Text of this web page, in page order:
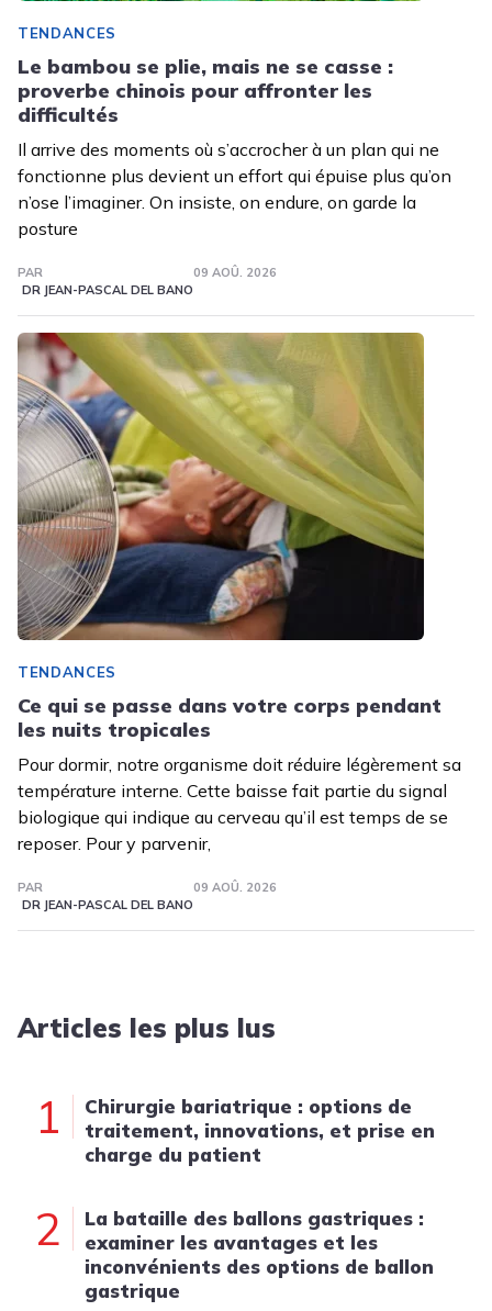
TENDANCES
Le bambou se plie, mais ne se casse :
proverbe chinois pour affronter les
difficultés
Il arrive des moments où s’accrocher à un plan qui ne
fonctionne plus devient un effort qui épuise plus qu’on
n’ose l’imaginer. On insiste, on endure, on garde la
posture
PAR
DR JEAN-PASCAL DEL BANO
09 AOÛ. 2026
TENDANCES
Ce qui se passe dans votre corps pendant
les nuits tropicales
Pour dormir, notre organisme doit réduire légèrement sa
température interne. Cette baisse fait partie du signal
biologique qui indique au cerveau qu’il est temps de se
reposer. Pour y parvenir,
PAR
DR JEAN-PASCAL DEL BANO
09 AOÛ. 2026
Articles les plus lus
1
Chirurgie bariatrique : options de
traitement, innovations, et prise en
charge du patient
2
La bataille des ballons gastriques :
examiner les avantages et les
inconvénients des options de ballon
gastrique